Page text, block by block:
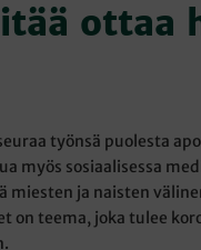
ottaa
työnsä puolesta
myös sosiaalisessa
miesten ja naisten
on teema, joka tulee